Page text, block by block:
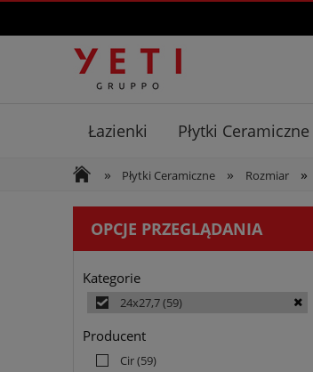
Łazienki Płytki Ceramiczne
» Płytki Ceramiczne » Rozmiar »
OPCJE PRZEGLĄDANIA
Kategorie
24x27,7(59)
Producent
Cir(59)